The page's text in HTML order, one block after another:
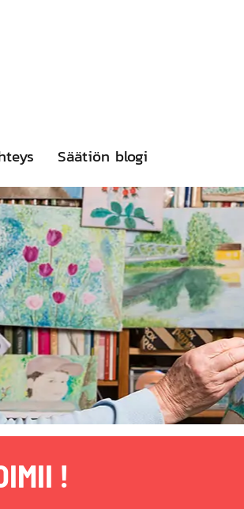
Säätiön blogi
!